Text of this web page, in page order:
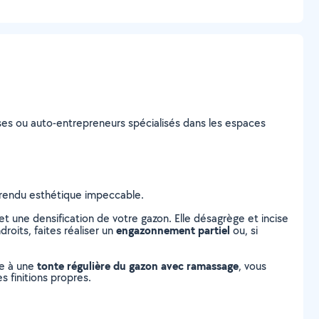
ou auto-entrepreneurs spécialisés dans les espaces
esthétique impeccable.
densification de votre gazon. Elle désagrège et incise
faites réaliser unengazonnement partiel ou, si
à une tonte régulière du gazon avec ramassage, vous
finitions propres.